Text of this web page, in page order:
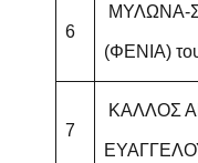
6
ΜΥΛΩΝΑ-
(ΦΕΝΙΑ)
7
ΚΑΛΛΟΣ